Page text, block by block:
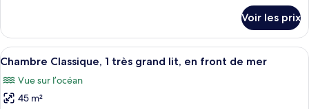
le
type
de
Chambre
Classique
Voir les prix
Afficher
toutes
les
photos
Literie de qualité supérieure,
6
Chambre Classique, 1 très grand lit, en front de mer
Vue sur l’océan
45 m²